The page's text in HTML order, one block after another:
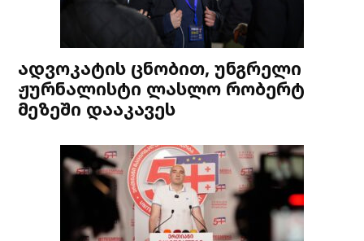
ადვოკატის ცნობით, უნგრელი
ჟურნალისტი ლასლო რობერტ
მეზეში დააკავეს